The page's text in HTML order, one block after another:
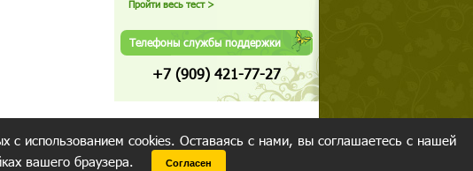
Телефоны службы поддержки
+7 (909) 421-77-27
с использованием cookies. Оставаясь с нами, вы соглашаетесь с нашей
вашего браузера. Согласен